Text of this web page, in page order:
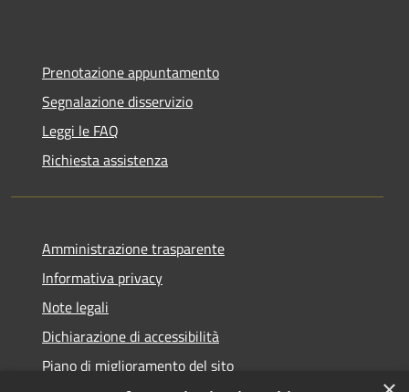
Prenotazione appuntamento
Segnalazione disservizio
Leggi le FAQ
Richiesta assistenza
Amministrazione trasparente
Informativa privacy
Note legali
Dichiarazione di accessibilità
Piano di miglioramento del sito